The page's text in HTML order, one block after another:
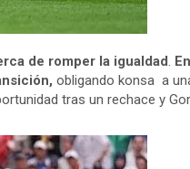
de romper la igualdad.
obligando konsa a
tras un rechace y